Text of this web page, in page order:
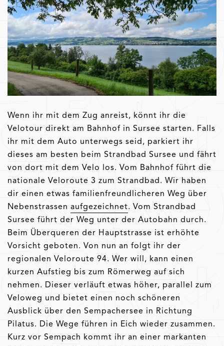
Wenn ihr mit dem Zug anreist, könnt ihr die
Velotour direkt am Bahnhof in Sursee starten. Falls
ihr mit dem Auto unterwegs seid, parkiert ihr
dieses am besten beim Strandbad Sursee und fährt
von dort mit dem Velo los. Vom Bahnhof führt die
nationale Veloroute 3 zum Strandbad. Wir haben
dir einen etwas familienfreundlicheren Weg über
Nebenstrassen aufgezeichnet. Vom Strandbad
Sursee führt der Weg unter der Autobahn durch.
Beim Überqueren der Hauptstrasse ist erhöhte
Vorsicht geboten. Von nun an folgt ihr der
regionalen Veloroute 94. Wer will, kann einen
kurzen Aufstieg bis zum Römerweg auf sich
nehmen. Dieser verläuft etwas höher, parallel zum
Veloweg und bietet einen noch schöneren
Ausblick über den Sempachersee in Richtung
Pilatus. Die Wege führen in Eich wieder zusammen.
Kurz vor Sempach kommt ihr an einer markanten